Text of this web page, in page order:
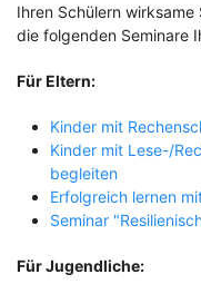
Ihren Schülern
die folgenden Seminare
Für Eltern:
Kinder mit
Kinder mit Lese-/
begleiten
Erfolgreich lernen
Seminar
Für Jugendliche: